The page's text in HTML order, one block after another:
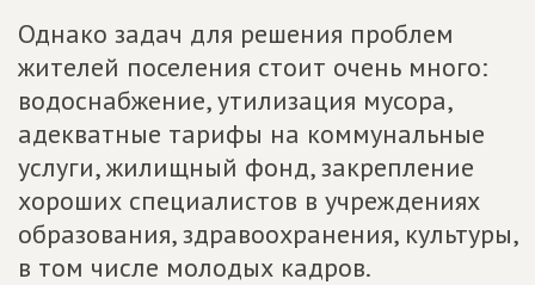
Однако задач для решения проблем
жителей поселения стоит очень много:
водоснабжение, утилизация мусора,
адекватные тарифы на коммунальные
услуги, жилищный фонд, закрепление
хороших специалистов в учреждениях
образования, здравоохранения, культуры,
в том числе молодых кадров.